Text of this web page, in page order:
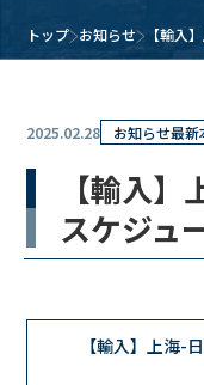
トップ お知らせ 【輸入
2025.02.28 お知らせ最新
【輸入
スケジュ
【輸入】上海-